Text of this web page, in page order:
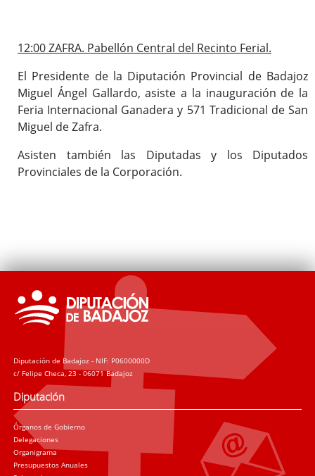
12:00 ZAFRA. Pabellón Central del Recinto Ferial.
El Presidente de la Diputación Provincial de Badajoz
Miguel Ángel Gallardo, asiste a la inauguración de la
Feria Internacional Ganadera y 571 Tradicional de San
Miguel de Zafra.
Asisten también las Diputadas y los Diputados
Provinciales de la Corporación.
Diputación de Badajoz - NIF: P0600000D
c/ Felipe Checa, 23 - 06071 Badajoz
Diputación
Órganos de Gobierno
Delegaciones
Organigrama
Presupuestos Anuales